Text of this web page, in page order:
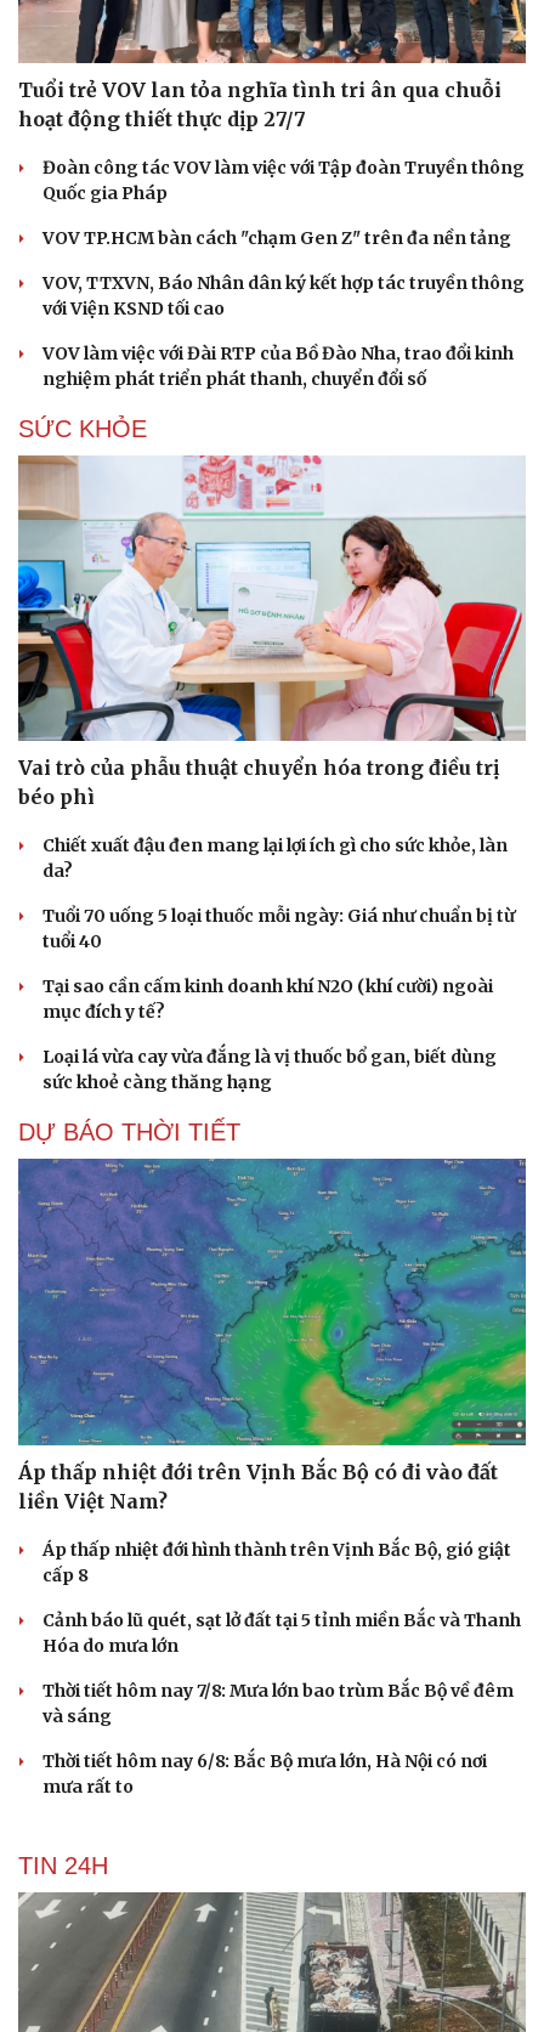
Cải chính
Tuổi trẻ VOV lan tỏa nghĩa tình tri ân qua chuỗi
hoạt động thiết thực dịp 27/7
Đoàn công tác VOV làm việc với Tập đoàn Truyền thông
Quốc gia Pháp
VOV TP.HCM bàn cách "chạm Gen Z" trên đa nền tảng
VOV, TTXVN, Báo Nhân dân ký kết hợp tác truyền thông
với Viện KSND tối cao
VOV làm việc với Đài RTP của Bồ Đào Nha, trao đổi kinh
nghiệm phát triển phát thanh, chuyển đổi số
SỨC KHỎE
Vai trò của phẫu thuật chuyển hóa trong điều trị
béo phì
Chiết xuất đậu đen mang lại lợi ích gì cho sức khỏe, làn
da?
Tuổi 70 uống 5 loại thuốc mỗi ngày: Giá như chuẩn bị từ
tuổi 40
Tại sao cần cấm kinh doanh khí N2O (khí cười) ngoài
mục đích y tế?
Loại lá vừa cay vừa đắng là vị thuốc bổ gan, biết dùng
sức khoẻ càng thăng hạng
DỰ BÁO THỜI TIẾT
Áp thấp nhiệt đới trên Vịnh Bắc Bộ có đi vào đất
liền Việt Nam?
Áp thấp nhiệt đới hình thành trên Vịnh Bắc Bộ, gió giật
cấp 8
Cảnh báo lũ quét, sạt lở đất tại 5 tỉnh miền Bắc và Thanh
Hóa do mưa lớn
Thời tiết hôm nay 7/8: Mưa lớn bao trùm Bắc Bộ về đêm
và sáng
Thời tiết hôm nay 6/8: Bắc Bộ mưa lớn, Hà Nội có nơi
mưa rất to
TIN 24H